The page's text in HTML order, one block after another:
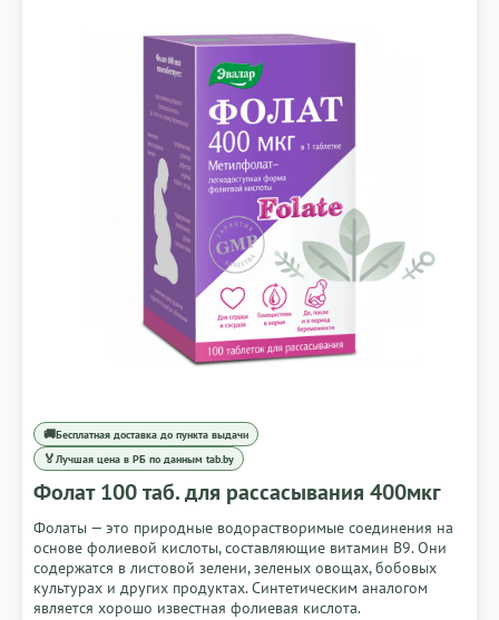
🚚Бесплатная доставка до пункта выдачи
🏅Лучшая цена в РБ по данным tab.by
Фолат 100 таб. для рассасывания 400мкг
Фолаты — это природные водорастворимые соединения на
основе фолиевой кислоты, составляющие витамин В9. Они
содержатся в листовой зелени, зеленых овощах, бобовых
культурах и других продуктах. Синтетическим аналогом
является хорошо известная фолиевая кислота.